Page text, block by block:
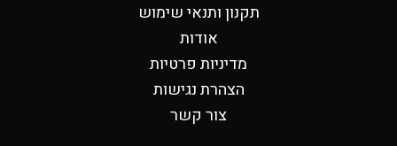
תקנון ותנאי שימוש
אודות
מדיניות פרטיות
הצהרת נגישות
צור קשר